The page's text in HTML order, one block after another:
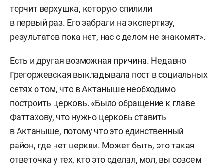
торчит верхушка, которую спилили
в первый раз. Его забрали на экспертизу,
результатов пока нет, нас с делом не знакомят».
Есть и другая возможная причина. Недавно
Грегоржевская выкладывала пост в социальных
сетях о том, что в Актаныше необходимо
построить церковь. «Было обращение к главе
Фаттахову, что нужно церковь ставить
в Актаныше, потому что это единственный
район, где нет церкви. Может быть, это такая
ответочка у тех, кто это сделал, мол, вы совсем